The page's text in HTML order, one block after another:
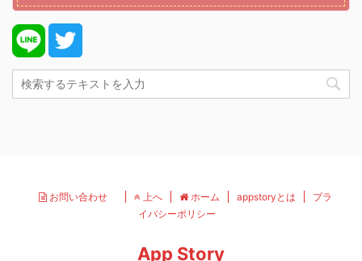
お問い合わせ 上へ ホーム appstoryとは
プラ
イバシーポリシー
App Story